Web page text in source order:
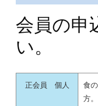
会員の申
い。
正会員 個人
食
方。